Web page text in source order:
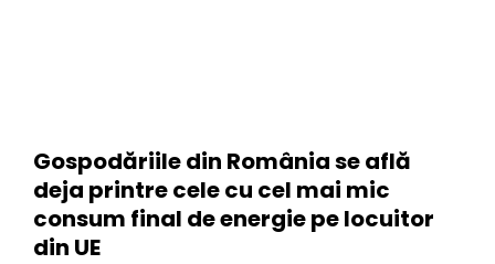
Gospodăriile din România se află
deja printre cele cu cel mai mic
consum final de energie pe locuitor
din UE